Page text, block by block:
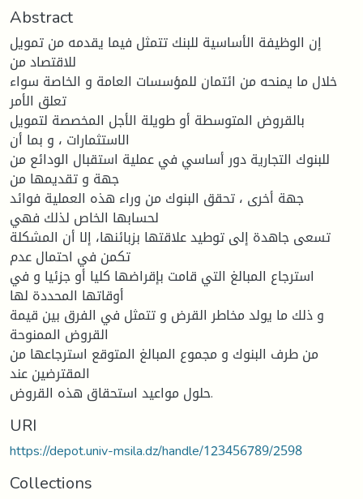
Abstract
إن الوظيفة الأساسية للبنك تتمثل فيما يقدمه من تمويل
للاقتصاد من
خلال ما يمنحه من ائتمان للمؤسسات العامة و الخاصة سواء
تعلق الأمر
بالقروض المتوسطة أو طويلة الأجل المخصصة لتمويل
الاستثمارات ، و بما أن
للبنوك التجارية دور أساسي في عملية استقبال الودائع من
جهة و تقديمها من
جهة أخرى ، تحقق البنوك من وراء هذه العملية فوائد
لحسابها الخاص لذلك فهي
تسعى جاهدة إلى توطيد علاقتها بزبائنها، إلا أن المشكلة
تكمن في احتمال عدم
استرجاع المبالغ التي قامت بإقراضها كليا أو جزئيا و في
أوقاتها المحددة لها
و ذلك ما يولد مخاطر القرض و تتمثل في الفرق بين قيمة
القروض الممنوحة
من طرف البنوك و مجموع المبالغ المتوقع استرجاعها من
المقترضين عند
حلول مواعيد استحقاق هذه القروض.
URI
https://depot.univ-msila.dz/handle/123456789/2598
Collections